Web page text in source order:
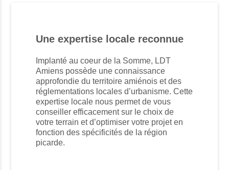
Une expertise locale reconnue
Implanté au coeur de la Somme, LDT
Amiens possède une connaissance
approfondie du territoire amiénois et des
réglementations locales d’urbanisme. Cette
expertise locale nous permet de vous
conseiller efficacement sur le choix de
votre terrain et d’optimiser votre projet en
fonction des spécificités de la région
picarde.